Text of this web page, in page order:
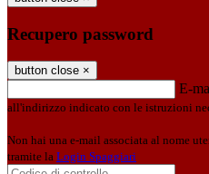
Recupero password
button close ×
E-
all'indirizzo indicato con le istruzioni
Non hai una e-mail associata al nome
tramite la Login Spaggiari